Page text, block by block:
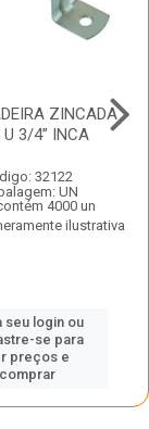
ZINCADA
U 3/4” INCA
32122
UN
4000 un
ilustrativa
seu login ou
se para
preços e
comprar